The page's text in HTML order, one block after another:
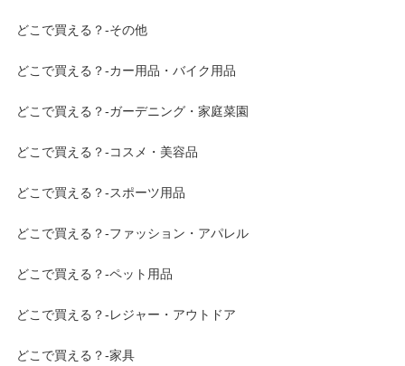
どこで買える？-その他
どこで買える？-カー用品・バイク用品
どこで買える？-ガーデニング・家庭菜園
どこで買える？-コスメ・美容品
どこで買える？-スポーツ用品
どこで買える？-ファッション・アパレル
どこで買える？-ペット用品
どこで買える？-レジャー・アウトドア
どこで買える？-家具